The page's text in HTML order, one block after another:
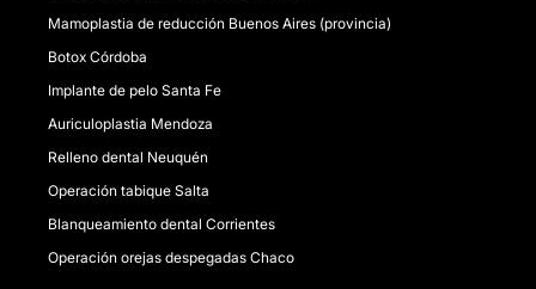
Mamoplastia de reducción Buenos Aires (provincia)
Botox Córdoba
Implante de pelo Santa Fe
Auriculoplastia Mendoza
Relleno dental Neuquén
Operación tabique Salta
Blanqueamiento dental Corrientes
Operación orejas despegadas Chaco